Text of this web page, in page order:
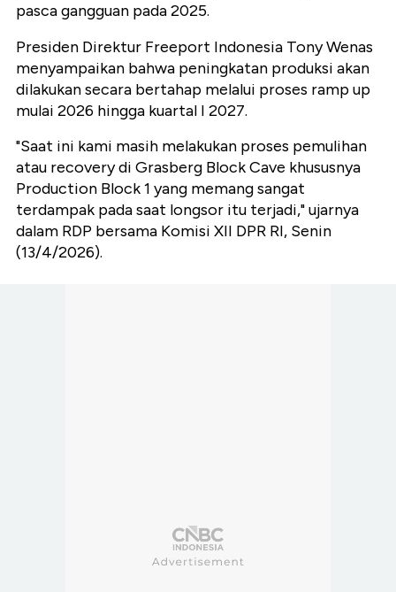
pasca gangguan pada 2025.
Presiden Direktur Freeport Indonesia Tony Wenas
menyampaikan bahwa peningkatan produksi akan
dilakukan secara bertahap melalui proses ramp up
mulai 2026 hingga kuartal I 2027.
"Saat ini kami masih melakukan proses pemulihan
atau recovery di Grasberg Block Cave khususnya
Production Block 1 yang memang sangat
terdampak pada saat longsor itu terjadi," ujarnya
dalam RDP bersama Komisi XII DPR RI, Senin
(13/4/2026).